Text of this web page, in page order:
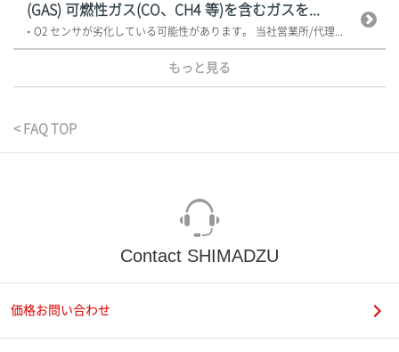
(GAS) 可燃性ガス(CO、CH4 等)を含むガスを...
• O2 センサが劣化している可能性があります。 当社営業所/代理...
もっと見る
< FAQ TOP
Contact SHIMADZU
価格お問い合わせ